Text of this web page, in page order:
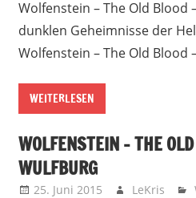
Wolfenstein – The Old Blood
dunklen Geheimnisse der
Wolfenstein – The Old Blood
WEITERLESEN
WOLFENSTEIN – THE
WULFBURG
25. Juni 2015 LeKris